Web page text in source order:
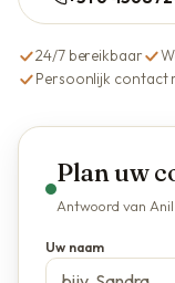
24/7 bereikbaar
Persoonlijk contact
Plan uw
Antwoord van Anil
Uw naam